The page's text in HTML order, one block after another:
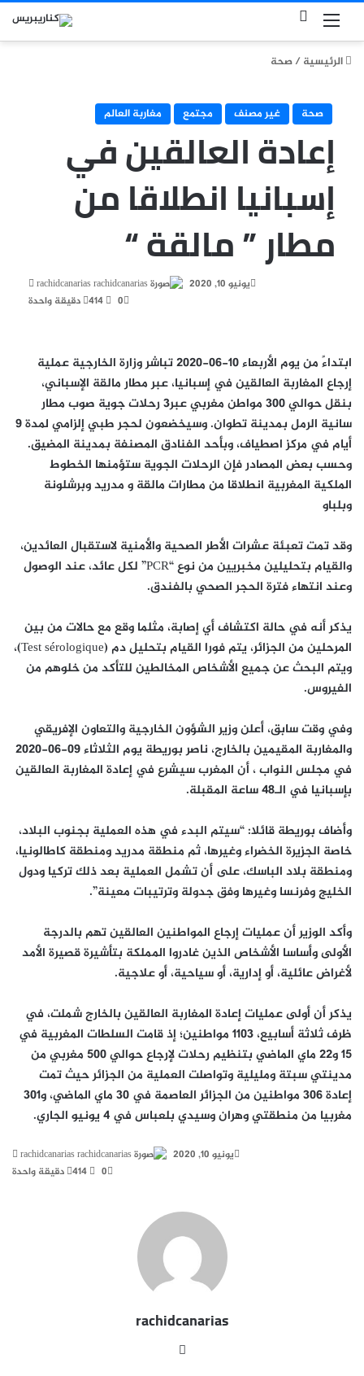
القائمة
الرئيسية/صحة
صحة غير مصنف مجتمع مغاربة العالم
إعادة العالقين في
إسبانيا انطلاقا من
مطار ” مالقة “
rachidcanarias
بريدا
يونيو 10, 2020
0
دقيقة واحدة
ابتداءً من يوم الأربعاء 10-06-2020 تباشر وزارة الخارجية عملية
إرجاع المغاربة العالقين في إسبانيا، عبر مطار مالقة الإسباني،
بنقل حوالي 300 مواطن مغربي عبر3 رحلات جوية صوب مطار
سانية الرمل بمدينة تطوان. وسيخضعون لحجر طبي إلزامي لمدة 9
أيام في مركز اصطياف، وبأحد الفنادق المصنفة بمدينة المضيق.
وحسب بعض المصادر فإن الرحلات الجوية ستؤمنها الخطوط
الملكية المغربية انطلاقا من مطارات مالقة و مدريد وبرشلونة
وبلباو
وقد تمت تعبئة عشرات الأطر الصحية والأمنية لاستقبال العائدين،
والقيام بتحليلين مخبريين من نوع “PCR” لكل عائد، عند الوصول
وعند انتهاء فترة الحجر الصحي بالفندق.
يذكر أنه في حالة اكتشاف أي إصابة، مثلما وقع مع حالات من بين
المرحلين من الجزائر، يتم فورا القيام بتحليل دم (Test sérologique)،
ويتم البحث عن جميع الأشخاص المخالطين للتأكد من خلوهم من
الفيروس.
وفي وقت سابق، أعلن وزير الشؤون الخارجية والتعاون الإفريقي
والمغاربة المقيمين بالخارج، ناصر بوريطة يوم الثلاثاء 09-06-2020
في مجلس النواب ، أن المغرب سيشرع في إعادة المغاربة العالقين
بإسبانيا في الـ48 ساعة المقبلة.
وأضاف بوريطة قائلا: “سيتم البدء في هذه العملية بجنوب البلاد،
خاصة الجزيرة الخضراء وغيرها، ثم منطقة مدريد ومنطقة كاطالونيا،
ومنطقة بلاد الباسك، على أن تشمل العملية بعد ذلك تركيا ودول
الخليج وفرنسا وغيرها وفق جدولة وترتيبات معينة”.
وأكد الوزير أن عمليات إرجاع المواطنين العالقين تهم بالدرجة
الأولى وأساسا الأشخاص الذين غادروا المملكة بتأشيرة قصيرة الأمد
لأغراض عائلية، أو إدارية، أو سياحية، أو علاجية.
يذكر أن أولى عمليات إعادة المغاربة العالقين بالخارج شملت، في
ظرف ثلاثة أسابيع، 1103 مواطنين؛ إذ قامت السلطات المغربية في
15 و22 ماي الماضي بتنظيم رحلات لإرجاع حوالي 500 مغربي من
مدينتي سبتة ومليلية وتواصلت العملية من الجزائر حيث تمت
إعادة 306 مواطنين من الجزائر العاصمة في 30 ماي الماضي، و301
مغربيا من منطقتي وهران وسيدي بلعباس في 4 يونيو الجاري.
rachidcanarias
يونيو 10, 2020
0
دقيقة واحدة
rachidcanarias